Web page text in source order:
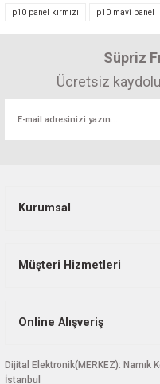
Ürün resmi kalitesiz, bozuk
Ürün açıklamasında eksik
Ürün bilgilerinde hatalar
Ürün fiyatı diğer sitelerden
Bu ürüne benzer farklı
p10 panel kırmızı p10 mavi panel
Süpriz
Ücretsiz
Kurumsal
Müşteri Hizmetleri
Online Alışveriş
Dijital Elektronik(MERKEZ): Namık
İstanbul